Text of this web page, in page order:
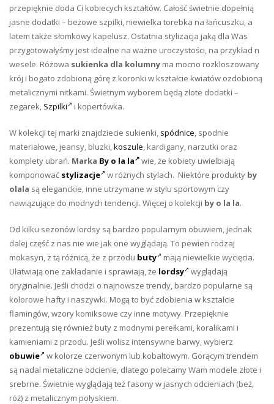
przepięknie doda Ci kobiecych kształtów. Całość świetnie dopełnią
jasne dodatki – beżowe szpilki, niewielka torebka na łańcuszku, a
latem także słomkowy kapelusz. Ostatnia stylizacja jaką dla Was
przygotowałyśmy jest idealne na ważne uroczystości, na przykład n
wesele. Różowa sukienka dla kolumny ma mocno rozkloszowany
krój i bogato zdobioną górę z koronki w kształcie kwiatów ozdobioną
metalicznymi nitkami. Świetnym wyborem będą złote dodatki –
zegarek, Szpilki i kopertówka.
W kolekcji tej marki znajdziecie sukienki, spódnice, spodnie
materiałowe, jeansy, bluzki,koszule, kardigany, narzutki oraz
komplety ubrań. Marka By o la la
wie, że kobiety uwielbiają
komponować stylizacje w różnych stylach. Niektóre produkty by
olala są eleganckie, inne utrzymane w stylu sportowym czy
nawiązujące do modnych tendencji. Więcej o kolekcji by o la la.
Od kilku sezonów lordsy są bardzo popularnym obuwiem, jednak
dalej część z nas nie wie jak one wyglądają. To pewien rodzaj
mokasyn, z tą różnicą, że z przodu buty
mają niewielkie wycięcia.
Ułatwiają one zakładanie i sprawiają, że lordsy
wyglądają
oryginalnie. Jeśli chodzi o najnowsze trendy, bardzo popularne są
kolorowe hafty i naszywki. Mogą to być zdobienia w kształcie
flamingów, wzory komiksowe czy inne motywy. Przepięknie
prezentują się również buty z modnymi perełkami, koralikami i
kamieniami z przodu. Jeśli wolisz intensywne barwy, wybierz
obuwie
w kolorze czerwonym lub kobaltowym. Gorącym trendem
są nadal metaliczne odcienie, dlatego polecamy Wam modele złote i
srebrne. Świetnie wyglądają też fasony w jasnych odcieniach (beż,
róż) z metalicznym połyskiem.